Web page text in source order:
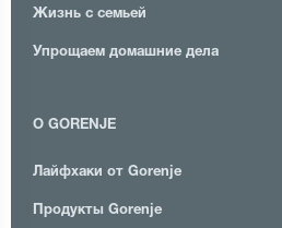
Жизнь с семьей
Упрощаем домашние дела
О GORENJE
Лайфхаки от Gorenje
Продукты Gorenje